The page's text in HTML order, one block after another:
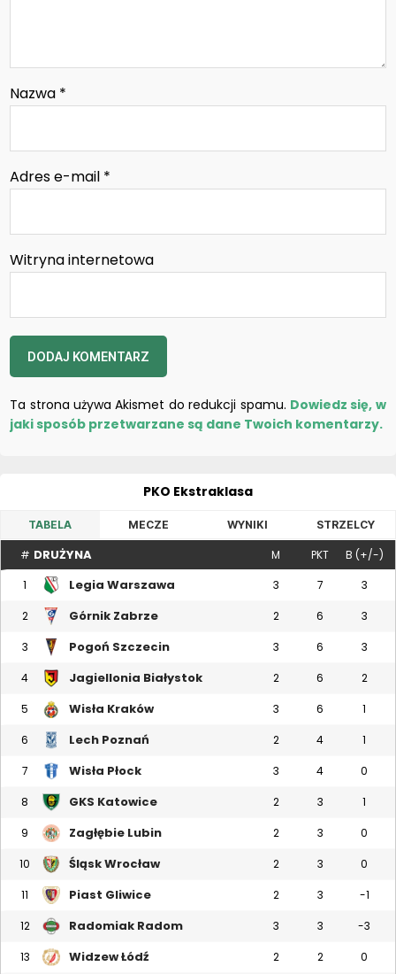
Nazwa *
Adres e-mail *
Witryna internetowa
Ta strona używa Akismet do redukcji spamu. Dowiedz się, w
jaki sposób przetwarzane są dane Twoich komentarzy.
PKO Ekstraklasa
TABELA MECZE WYNIKI STRZELCY
# DRUŻYNA M PKT B (+/-)
1 Legia Warszawa 3 7 3
2 Górnik Zabrze 2 6 3
3 Pogoń Szczecin 3 6 3
4 Jagiellonia Białystok 2 6 2
5 Wisła Kraków 3 6 1
6 Lech Poznań 2 4 1
7 Wisła Płock 3 4 0
8 GKS Katowice 2 3 1
9 Zagłębie Lubin 2 3 0
10 Śląsk Wrocław 2 3 0
11 Piast Gliwice 2 3 -1
12 Radomiak Radom 3 3 -3
13 Widzew Łódź 2 2 0